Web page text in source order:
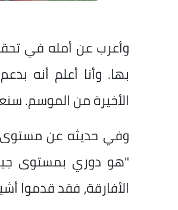
وأعرب عن أمله في
بها. وأنا أعلم أنه
الأخيرة من الموسم.
وفي حديثه عن مستوى
"هو دوري بمستوى
الأفارقة، فقد قدموا